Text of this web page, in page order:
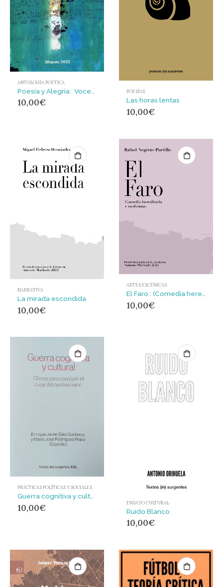
ANTOLOGÍA POÉTICA
10,00€
POESÍAS
Las horas lentas
10,00€
NARRATIVA
La mirada escondida
10,00€
ARTES ESCÉNICAS
El Faro : (Comedia hereditaria e inoficiosa)
10,00€
PRÁCTICAS POLÍTICAS Y SOCIALES
10,00€ ENSAYO CULTURAL
Ruido Blanco
10,00€